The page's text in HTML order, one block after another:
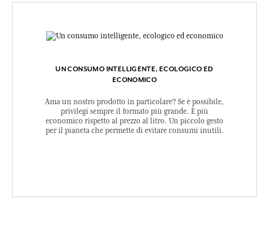
UN CONSUMO INTELLIGENTE, ECOLOGICO ED
ECONOMICO
Ama un nostro prodotto in particolare? Se è possibile,
privilegi sempre il formato più grande. È più
economico rispetto al prezzo al litro. Un piccolo gesto
per il pianeta che permette di evitare consumi inutili.